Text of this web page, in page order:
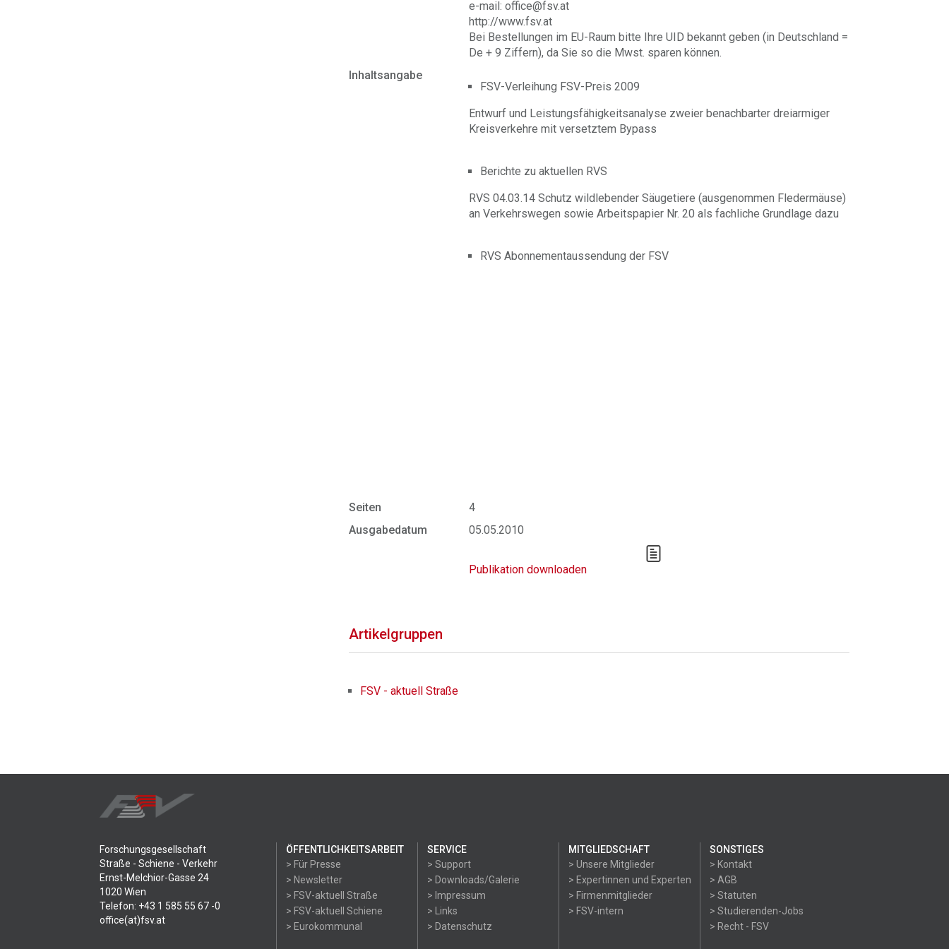
e-mail: office@fsv.at
http://www.fsv.at
Bei Bestellungen im EU-Raum bitte Ihre UID bekannt geben (in Deutschland =
De + 9 Ziffern), da Sie so die Mwst. sparen können.
Inhaltsangabe
FSV-Verleihung FSV-Preis 2009
Entwurf und Leistungsfähigkeitsanalyse zweier benachbarter dreiarmiger
Kreisverkehre mit versetztem Bypass
Berichte zu aktuellen RVS
RVS 04.03.14 Schutz wildlebender Säugetiere (ausgenommen Fledermäuse)
an Verkehrswegen sowie Arbeitspapier Nr. 20 als fachliche Grundlage dazu
RVS Abonnementaussendung der FSV
Seiten
4
Ausgabedatum
05.05.2010
Publikation downloaden
Artikelgruppen
FSV - aktuell Straße
Forschungsgesellschaft
Straße - Schiene - Verkehr
Ernst-Melchior-Gasse 24
1020 Wien
Telefon: +43 1 585 55 67 -0
office(at)fsv.at
ÖFFENTLICHKEITSARBEIT
> Für Presse
> Newsletter
> FSV-aktuell Straße
> FSV-aktuell Schiene
> Eurokommunal
SERVICE
> Support
> Downloads/Galerie
> Impressum
> Links
> Datenschutz
MITGLIEDSCHAFT
> Unsere Mitglieder
> Expertinnen und Experten
> Firmenmitglieder
> FSV-intern
SONSTIGES
> Kontakt
> AGB
> Statuten
> Studierenden-Jobs
> Recht - FSV